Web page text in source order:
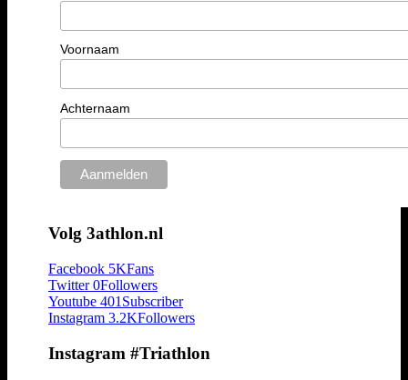
Voornaam
Achternaam
Volg 3athlon.nl
Facebook 5KFans
Twitter 0Followers
Youtube 401 Subscriber
Instagram 3.2KFollowers
Instagram #Triathlon